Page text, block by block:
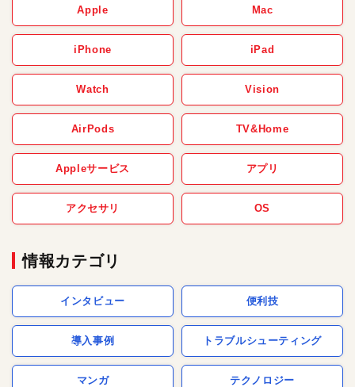
Apple Mac
iPhone iPad
Watch Vision
AirPods TV&Home
Appleサービス アプリ
アクセサリ OS
情報カテゴリ
インタビュー 便利技
導入事例 トラブルシューティング
マンガ テクノロジー